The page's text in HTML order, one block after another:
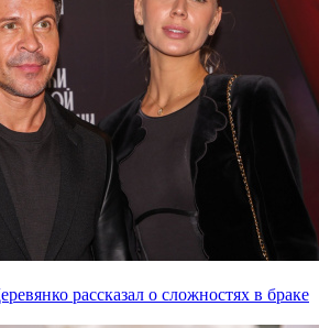
рассказал о сложностях в браке